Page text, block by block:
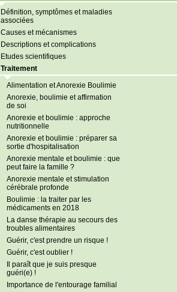
Définition, symptômes et maladies
associées
Causes et mécanismes
Descriptions et complications
Etudes scientifiques
Traitement
Alimentation et Anorexie Boulimie
Anorexie, boulimie et affirmation
de soi
Anorexie et boulimie : approche
nutritionnelle
Anorexie et boulimie : préparer sa
sortie d'hospitalisation
Anorexie mentale et boulimie : que
peut faire la famille ?
Anorexie mentale et stimulation
cérébrale profonde
Boulimie : la traiter par les
médicaments en 2018
La danse thérapie au secours des
troubles alimentaires
Guérir, c'est prendre un risque !
Guérir, c'est oublier !
Il paraît que je suis presque
guéri(e) !
Importance de l'entourage familial